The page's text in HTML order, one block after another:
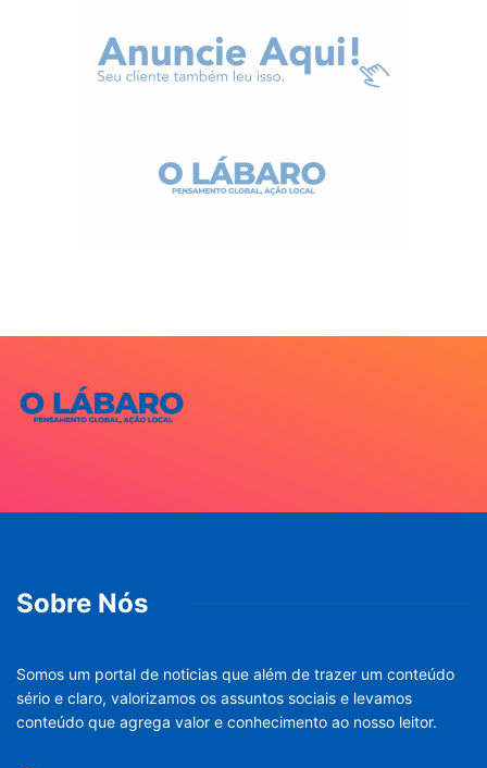
Sobre Nós
Somos um portal de noticias que além de trazer um conteúdo
sério e claro, valorizamos os assuntos sociais e levamos
conteúdo que agrega valor e conhecimento ao nosso leitor.